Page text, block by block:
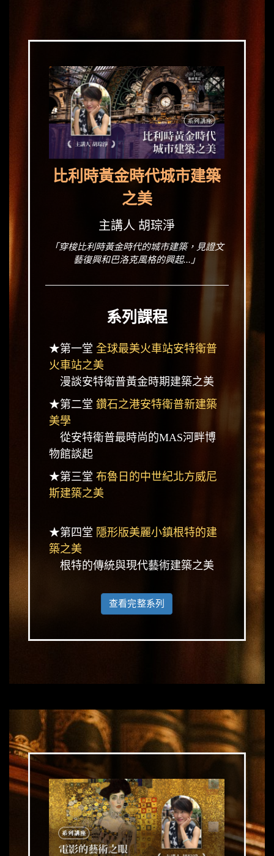
比利時黃金時代城市建築
之美
主講人 胡琮淨
「穿梭比利時黃金時代的城市建築，見證文
藝復興和巴洛克風格的興起...」
系列課程
★第一堂 全球最美火車站安特衛普
火車站之美
漫談安特衛普黃金時期建築之美
★第二堂 鑽石之港安特衛普新建築
美學
從安特衛普最時尚的MAS河畔博
物館談起
★第三堂 布魯日的中世紀北方威尼
斯建築之美
★第四堂 隱形版美麗小鎮根特的建
築之美
根特的傳統與現代藝術建築之美
查看完整系列